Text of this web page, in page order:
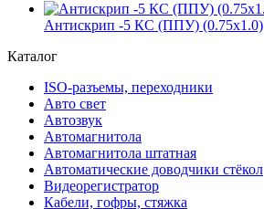
Антискрип -5 КС (ППУ) (0.75x1.0)
Каталог
ISO-разъемы, переходники
Авто свет
Автозвук
Автомагнитола
Автомагнитола штатная
Автоматические доводчики стёкол
Видеорегистратор
Кабели, гофры, стяжка